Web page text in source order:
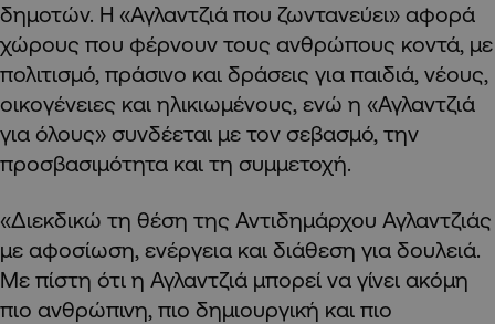
δημοτών. Η «Αγλαντζιά που ζωντανεύει» αφορά
χώρους που φέρνουν τους ανθρώπους κοντά, με
πολιτισμό, πράσινο και δράσεις για παιδιά, νέους,
οικογένειες και ηλικιωμένους, ενώ η «Αγλαντζιά
για όλους» συνδέεται με τον σεβασμό, την
προσβασιμότητα και τη συμμετοχή.
«Διεκδικώ τη θέση της Αντιδημάρχου Αγλαντζιάς
με αφοσίωση, ενέργεια και διάθεση για δουλειά.
Με πίστη ότι η Αγλαντζιά μπορεί να γίνει ακόμη
πιο ανθρώπινη, πιο δημιουργική και πιο